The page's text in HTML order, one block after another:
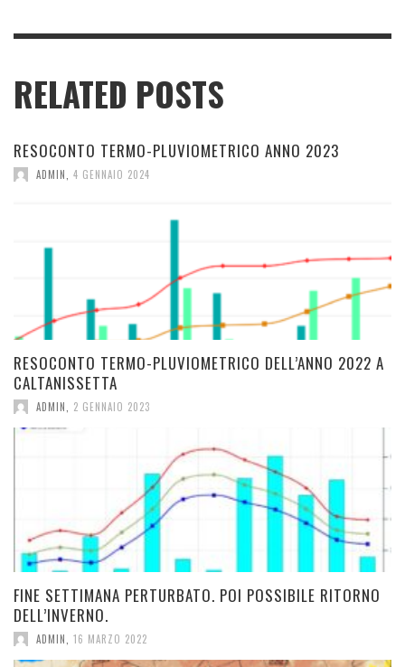
RELATED POSTS
RESOCONTO TERMO-PLUVIOMETRICO ANNO 2023
ADMIN 4 GENNAIO 2024
RESOCONTO TERMO-PLUVIOMETRICO DELL’ANNO 2022 A
CALTANISSETTA
ADMIN 2 GENNAIO 2023
FINE SETTIMANA PERTURBATO. POI POSSIBILE RITORNO
DELL’INVERNO.
ADMIN 16 MARZO 2022